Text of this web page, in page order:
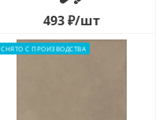
493₽/шт
СНЯТО С ПРОИЗВОДСТВА